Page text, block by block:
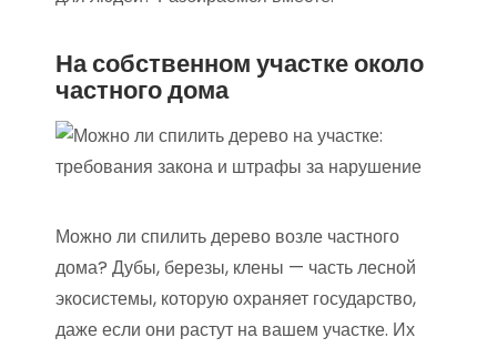
На собственном участке около
частного дома
Можно ли спилить дерево возле частного
дома? Дубы, березы, клены — часть лесной
экосистемы, которую охраняет государство,
даже если они растут на вашем участке. Их